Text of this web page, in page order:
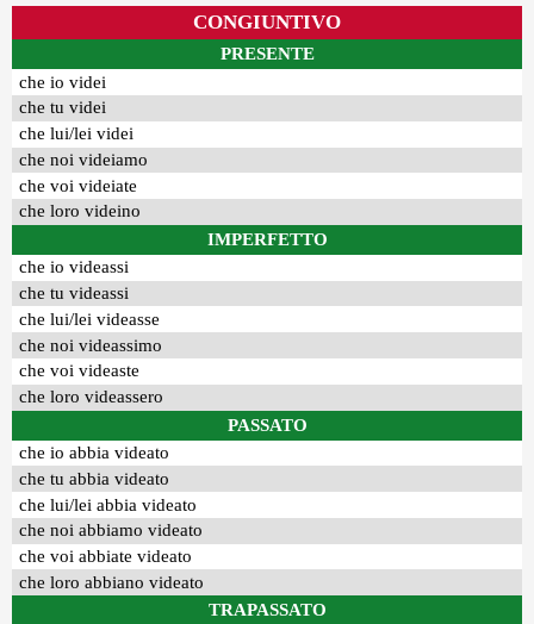
CONGIUNTIVO
PRESENTE
che io videi
che tu videi
che lui/lei videi
che noi videiamo
che voi videiate
che loro videino
IMPERFETTO
che io videassi
che tu videassi
che lui/lei videasse
che noi videassimo
che voi videaste
che loro videassero
PASSATO
che io abbia videato
che tu abbia videato
che lui/lei abbia videato
che noi abbiamo videato
che voi abbiate videato
che loro abbiano videato
TRAPASSATO